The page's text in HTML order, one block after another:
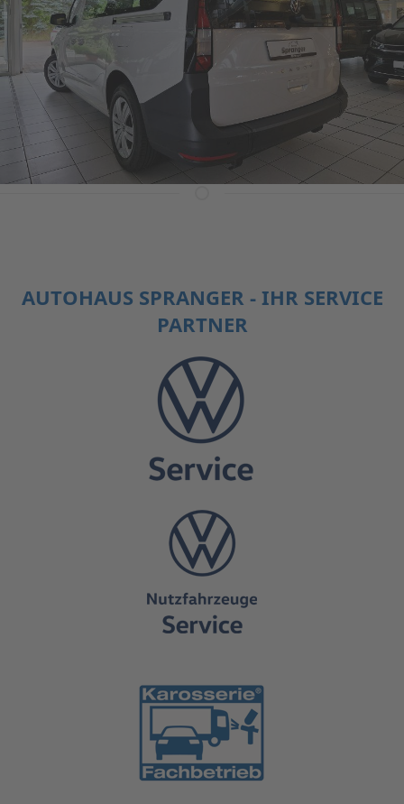
AUTOHAUS SPRANGER - IHR SERVICE
PARTNER